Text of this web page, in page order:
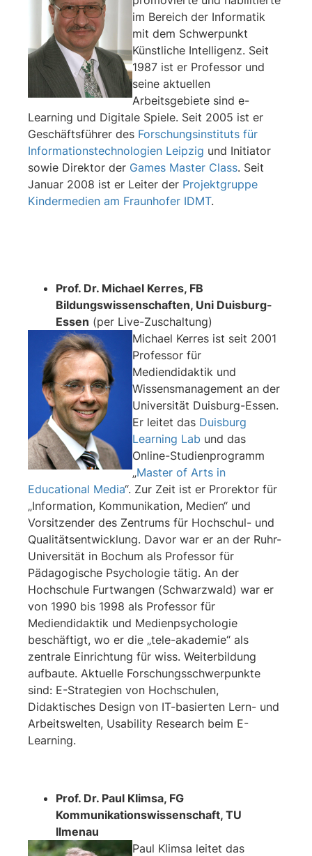
im Bereich der Informatik
mit dem Schwerpunkt
Künstliche Intelligenz. Seit
1987 ist er Professor und
seine aktuellen
Arbeitsgebiete sind e-
Learning und Digitale Spiele. Seit 2005 ist er
Geschäftsführer des Forschungsinstituts für
Informationstechnologien Leipzig und Initiator
sowie Direktor der Games Master Class. Seit
Januar 2008 ist er Leiter der Projektgruppe
Kindermedien am Fraunhofer IDMT.
Prof. Dr. Michael Kerres, FB
Bildungswissenschaften, Uni Duisburg-
Essen (per Live-Zuschaltung)
Michael Kerres ist seit 2001
Professor für
Mediendidaktik und
Wissensmanagement an der
Universität Duisburg-Essen.
Er leitet das Duisburg
Learning Lab und das
Online-Studienprogramm
„Master of Arts in
Educational Media“. Zur Zeit ist er Prorektor für
„Information, Kommunikation, Medien“ und
Vorsitzender des Zentrums für Hochschul- und
Qualitätsentwicklung. Davor war er an der Ruhr-
Universität in Bochum als Professor für
Pädagogische Psychologie tätig. An der
Hochschule Furtwangen (Schwarzwald) war er
von 1990 bis 1998 als Professor für
Mediendidaktik und Medienpsychologie
beschäftigt, wo er die „tele-akademie“ als
zentrale Einrichtung für wiss. Weiterbildung
aufbaute. Aktuelle Forschungsschwerpunkte
sind: E-Strategien von Hochschulen,
Didaktisches Design von IT-basierten Lern- und
Arbeitswelten, Usability Research beim E-
Learning.
Prof. Dr. Paul Klimsa, FG
Kommunikationswissenschaft, TU
Ilmenau
Paul Klimsa leitet das